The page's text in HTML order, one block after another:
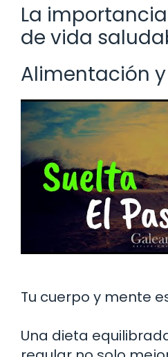
La
de vida
Alimentación
Tu cuerpo y mente
Una dieta